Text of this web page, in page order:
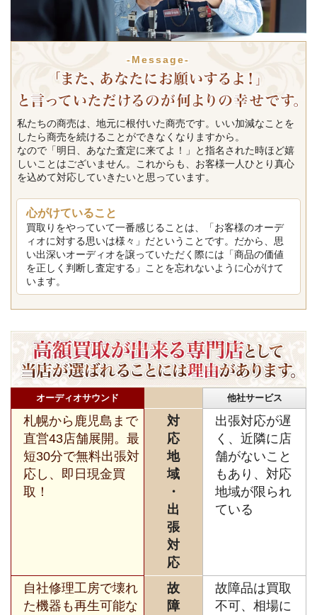
-Message-
私たちの商売は、地元に根付いた商売です。いい加減なことを
したら商売を続けることができなくなりますから。
なので「明日、あなた査定に来てよ！」と指名された時ほど嬉
しいことはございません。これからも、お客様一人ひとり真心
を込めて対応していきたいと思っています。
心がけていること
買取りをやっていて一番感じることは、「お客様のオーデ
ィオに対する思いは様々」だということです。だから、思
い出深いオーディオを譲っていただく際には「商品の価値
を正しく判断し査定する」ことを忘れないように心がけて
います。
オーディオサウンド 他社サービス
札幌から鹿児島まで
直営43店舗展開。最
短30分で無料出張対
応し、即日現金買
取！
対
応
地
域
・
出
張
対
応
出張対応が遅
く、近隣に店
舗がないこと
もあり、対応
地域が限られ
ている
自社修理工房で壊れ
た機器も再生可能な
故
障
故障品は買取
不可、相場に